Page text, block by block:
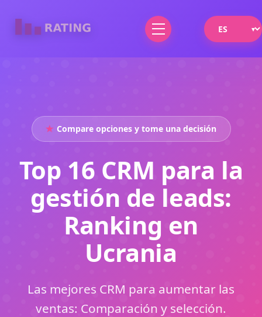
Compare opciones y tome una decisión
Top 16 CRM para la
gestión de leads:
Ranking en
Ucrania
Las mejores CRM para aumentar las
ventas: Comparación y selección.